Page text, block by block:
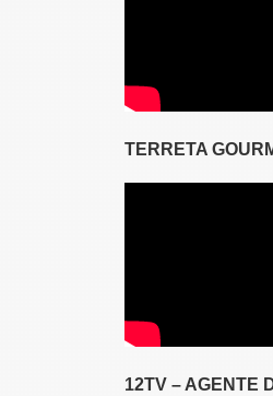
TERRETA
12TV – AGENTE